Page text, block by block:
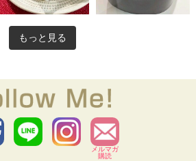
もっと見る
メルマガ
購読